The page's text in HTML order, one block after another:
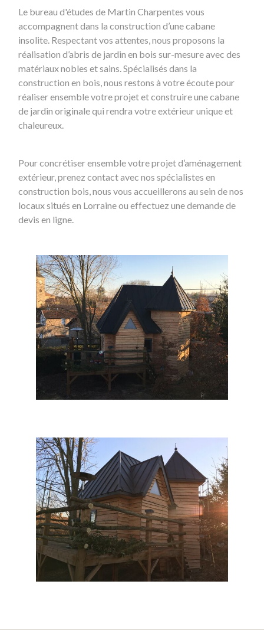
Le bureau d'études de Martin Charpentes vous
accompagnent dans la construction d’une cabane
insolite. Respectant vos attentes, nous proposons la
réalisation d’abris de jardin en bois sur-mesure avec des
matériaux nobles et sains. Spécialisés dans la
construction en bois, nous restons à votre écoute pour
réaliser ensemble votre projet et construire une cabane
de jardin originale qui rendra votre extérieur unique et
chaleureux.
Pour concrétiser ensemble votre projet d’aménagement
extérieur, prenez contact avec nos spécialistes en
construction bois, nous vous accueillerons au sein de nos
locaux situés en Lorraine ou effectuez une demande de
devis en ligne.